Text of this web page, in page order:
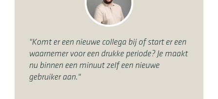
"Komt er een nieuwe collega bij of start er een
waarnemer voor een drukke periode? Je maakt
nu binnen een minuut zelf een nieuwe
gebruiker aan."